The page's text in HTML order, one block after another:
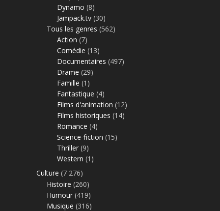
Dynamo (8)
Jampack.tv (30)
Tous les genres (562)
Action (7)
Comédie (13)
Documentaires (497)
Drame (29)
Famille (1)
Fantastique (4)
Films d'animation (12)
Films historiques (14)
Romance (4)
Science-fiction (15)
Thriller (9)
Western (1)
Culture (7 276)
Histoire (260)
Humour (419)
Musique (316)